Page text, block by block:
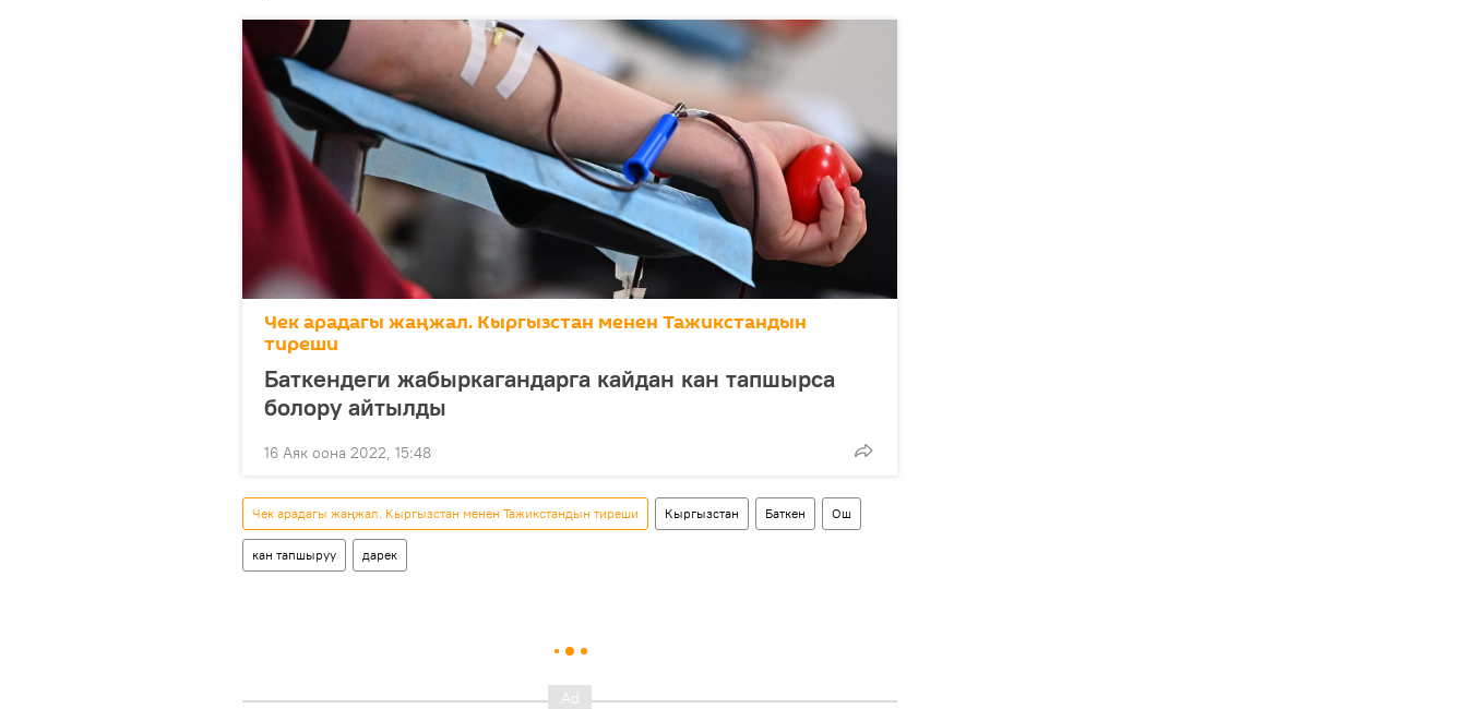
Чек арадагы жаңжал. Кыргызстан менен Тажикстандын
тиреши
Баткендеги жабыркагандарга кайдан кан тапшырса
болору айтылды
16 Аяк оона 2022, 15:48
Чек арадагы жаңжал. Кыргызстан менен Тажикстандын тиреши Кыргызстан Баткен Ош
кан тапшыруу дарек